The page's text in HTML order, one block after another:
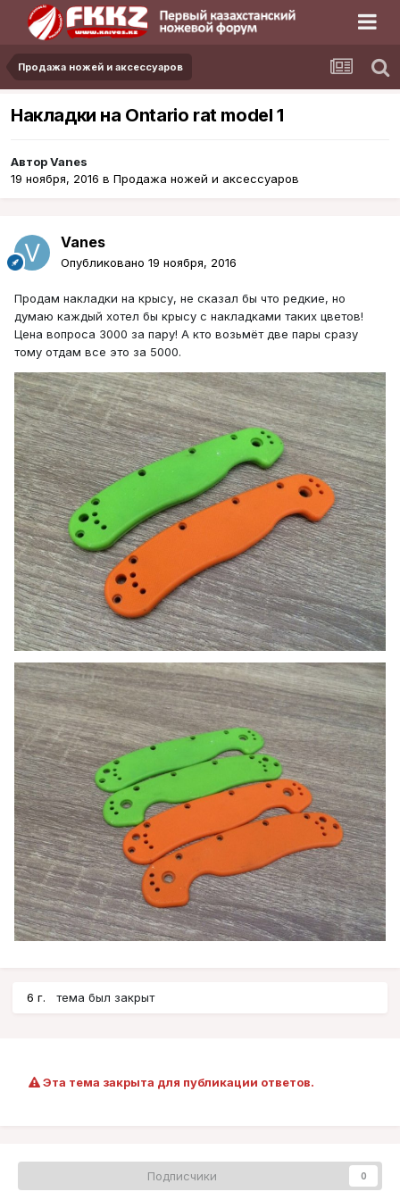
Продажа ножей и аксессуаров
Накладки на Ontario rat model 1
АвторVanes
19 ноября, 2016 в Продажа ножей и аксессуаров
Vanes
Опубликовано 19 ноября, 2016
Продам накладки на крысу, не сказал бы что редкие, но
думаю каждый хотел бы крысу с накладками таких цветов!
Цена вопроса 3000 за пару! А кто возьмёт две пары сразу
тому отдам все это за 5000.
6 г. тема был закрыт
Эта тема закрыта для публикации ответов.
Подписчики 0